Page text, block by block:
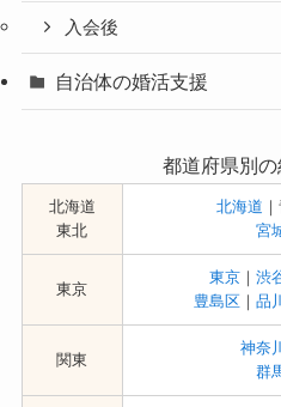
入会後
自治体の婚活支援
都道府県別
北海道
東北
北海道
宮
東京
東京｜ 渋
豊島区｜ 品
関東
神奈川
群